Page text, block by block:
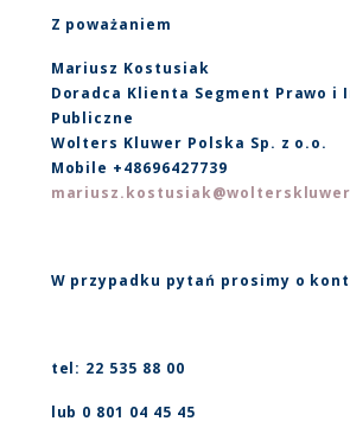
Z poważaniem
Mariusz Kostusiak
Doradca Klienta Segment Prawo i
Publiczne
Wolters Kluwer Polska Sp. z o.o.
Mobile +48696427739
W przypadku pytań prosimy o
tel: 22 535 88 00
lub 0 801 04 45 45